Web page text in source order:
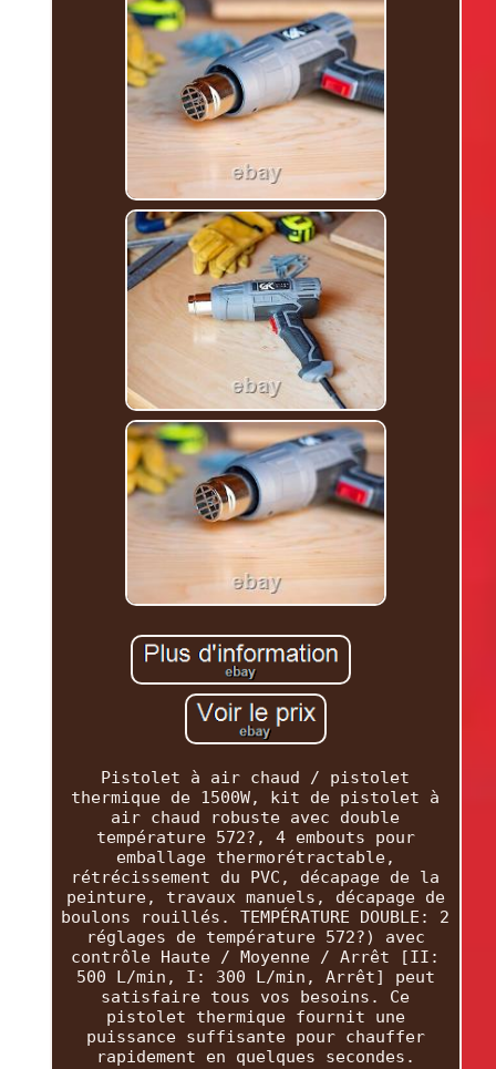
Pistolet à air chaud / pistolet
thermique de 1500W, kit de pistolet à
air chaud robuste avec double
température 572?, 4 embouts pour
emballage thermorétractable,
rétrécissement du PVC, décapage de la
peinture, travaux manuels, décapage de
boulons rouillés. TEMPÉRATURE DOUBLE: 2
réglages de température 572?) avec
contrôle Haute / Moyenne / Arrêt [II:
500 L/min, I: 300 L/min, Arrêt] peut
satisfaire tous vos besoins. Ce
pistolet thermique fournit une
puissance suffisante pour chauffer
rapidement en quelques secondes.